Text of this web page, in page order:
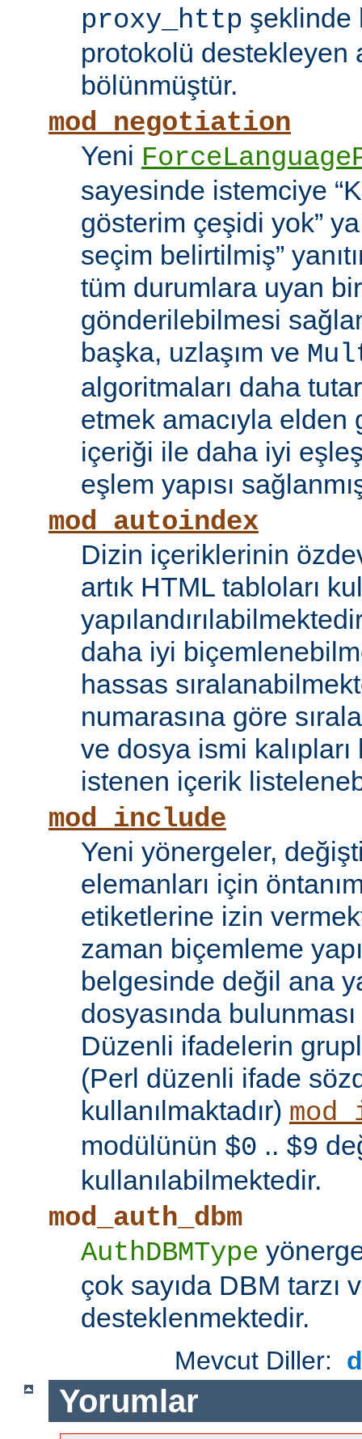
proxy_http şeklinde
protokolü destekleyen
bölünmüştür.
mod_negotiation
Yeni
sayesinde istemciye
gösterim çeşidi yok”
seçim belirtilmiş”
tüm durumlara uyan
gönderilebilmesi
başka, uzlaşım ve
algoritmaları daha
etmek amacıyla
içeriği ile daha iyi
eşlem yapısı
mod_autoindex
Dizin içeriklerinin
artık HTML tabloları
daha iyi
hassas
numarasına göre
ve dosya ismi
istenen içerik
mod_include
Yeni yönergeler,
elemanları için
etiketlerine izin
zaman biçemleme
belgesinde değil ana
dosyasında
Düzenli ifadelerin
(Perl düzenli ifade
kullanılmaktadır)
modülünün $0 .. $9
kullanılabilmektedir.
mod_auth_dbm
AuthDBMType
çok sayıda DBM tarzı
desteklenmektedir.
Mevcut Diller:
Yorumlar